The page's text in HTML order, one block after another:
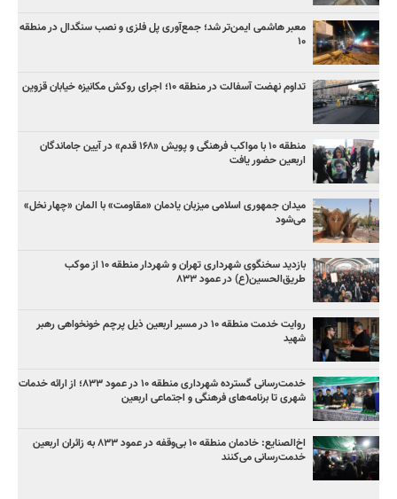
معبر هاشمی ایمن‌تر شد؛ جمع‌آوری پل فلزی و نصب سنگدال در منطقه
۱۰
تداوم نهضت آسفالت در منطقه ۱۰؛ اجرای روکش مکانیزه خیابان قزوین
منطقه ۱۰ با مواکب فرهنگی و پویش «۱۶۸ قدم» در آیین جاماندگان
اربعین حضور یافت
میدان جمهوری اسلامی میزبان یادمان «مقاومت» با المان «چهار نخل»
می‌شود
بازدید سخنگوی شهرداری تهران و شهردار منطقه ۱۰ از موکب
طریق‌الحسین(ع) در عمود ۸۳۳
روایت خدمت منطقه ۱۰ در مسیر اربعین ذیل پرچم خونخواهی رهبر
شهید
خدمت‌رسانی گسترده شهرداری منطقه ۱۰ در عمود ۸۳۳؛ از ارائه خدمات
شهری تا برنامه‌های فرهنگی و اجتماعی اربعین
اخ‌الصنایع: خادمان منطقه ۱۰ بی‌وقفه در عمود ۸۳۳ به زائران اربعین
خدمت‌رسانی می‌کنند